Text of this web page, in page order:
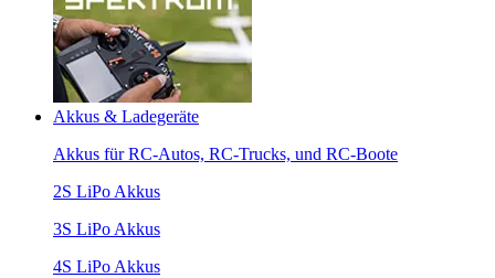
Akkus & Ladegeräte
Akkus für RC-Autos, RC-Trucks, und RC-Boote
2S LiPo Akkus
3S LiPo Akkus
4S LiPo Akkus